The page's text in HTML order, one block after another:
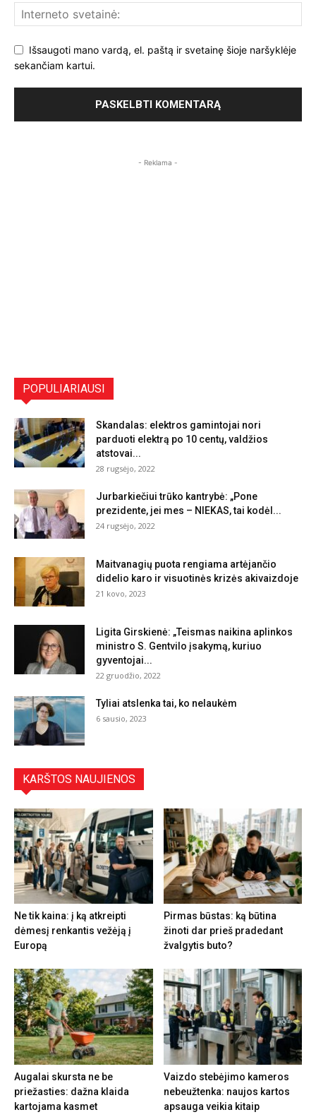
Išsaugoti mano vardą, el. paštą ir svetainę šioje naršyklėje
sekančiam kartui.
- Reklama -
POPULIARIAUSI
Skandalas: elektros gamintojai nori
parduoti elektrą po 10 centų, valdžios
atstovai...
28 rugsėjo, 2022
Jurbarkiečiui trūko kantrybė: „Pone
prezidente, jei mes – NIEKAS, tai kodėl...
24 rugsėjo, 2022
Maitvanagių puota rengiama artėjančio
didelio karo ir visuotinės krizės akivaizdoje
21 kovo, 2023
Ligita Girskienė: „Teismas naikina aplinkos
ministro S. Gentvilo įsakymą, kuriuo
gyventojai...
22 gruodžio, 2022
Tyliai atslenka tai, ko nelaukėm
6 sausio, 2023
KARŠTOS NAUJIENOS
Ne tik kaina: į ką atkreipti
dėmesį renkantis vežėją į
Europą
Pirmas būstas: ką būtina
žinoti dar prieš pradedant
žvalgytis buto?
Augalai skursta ne be
priežasties: dažna klaida
kartojama kasmet
Vaizdo stebėjimo kameros
nebeužtenka: naujos kartos
apsauga veikia kitaip